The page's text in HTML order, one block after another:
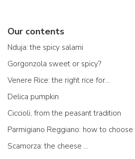
Our contents
Nduja: the spicy salami
Gorgonzola sweet or spicy?
Venere Rice: the right rice for...
Delica pumpkin
Ciccioli, from the peasant tradition
Scamorza: the cheese ...